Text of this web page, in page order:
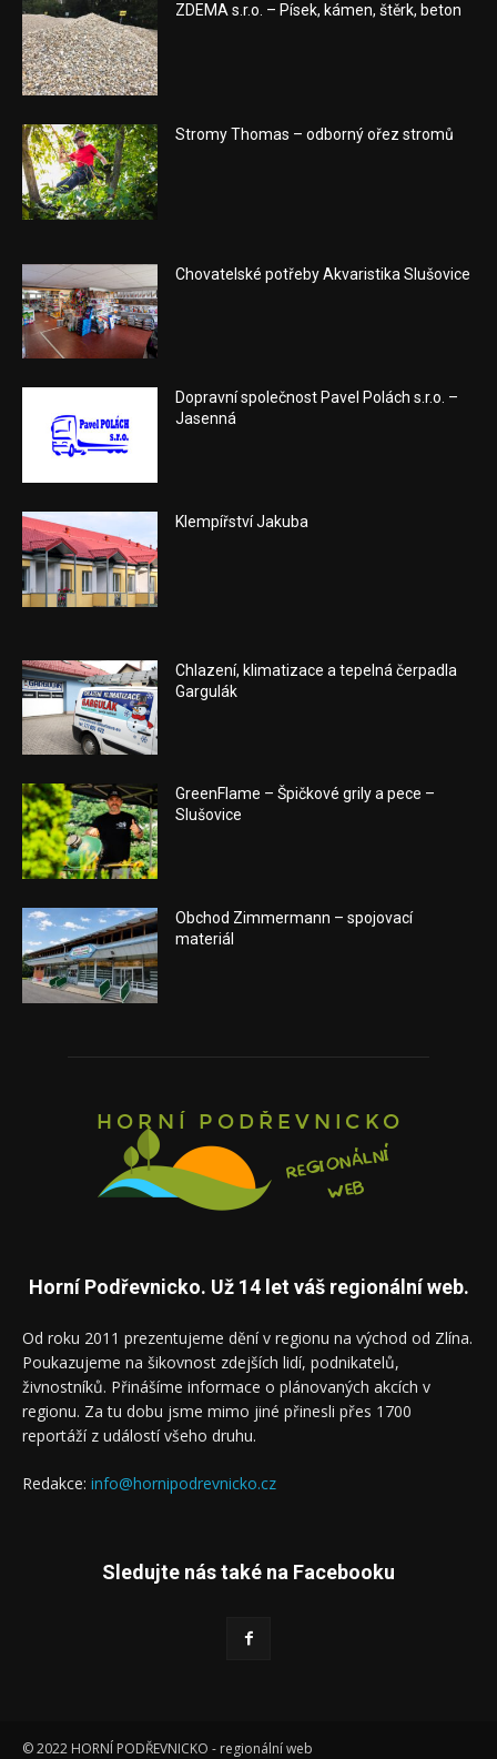
ZDEMA s.r.o. – Písek, kámen, štěrk, beton
Stromy Thomas – odborný ořez stromů
Chovatelské potřeby Akvaristika Slušovice
Dopravní společnost Pavel Polách s.r.o. –
Jasenná
Klempířství Jakuba
Chlazení, klimatizace a tepelná čerpadla
Gargulák
GreenFlame – Špičkové grily a pece –
Slušovice
Obchod Zimmermann – spojovací
materiál
Horní Podřevnicko. Už 14 let váš regionální web.
Od roku 2011 prezentujeme dění v regionu na východ od Zlína.
Poukazujeme na šikovnost zdejších lidí, podnikatelů,
živnostníků. Přinášíme informace o plánovaných akcích v
regionu. Za tu dobu jsme mimo jiné přinesli přes 1700
reportáží z událostí všeho druhu.
Redakce: info@hornipodrevnicko.cz
Sledujte nás také na Facebooku
© 2022 HORNÍ PODŘEVNICKO - regionální web